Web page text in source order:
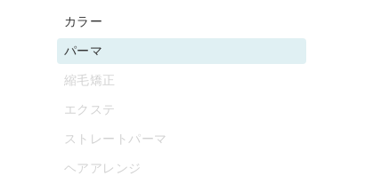
カラー
パーマ
縮毛矯正
エクステ
ストレートパーマ
ヘアアレンジ